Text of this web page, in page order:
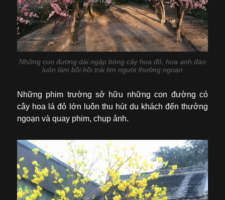
Những con đường dài ngập bóng cây hoa đỏ, hoa anh đào
luôn làm bồi hồi trái tim người thưởng ngoạn
Những phim trường sở hữu những con đường có
cây hoa lá đỏ lớn luôn thu hút du khách đến thưởng
ngoạn và quay phim, chụp ảnh.